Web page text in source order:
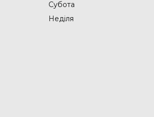
Субота
Неділя